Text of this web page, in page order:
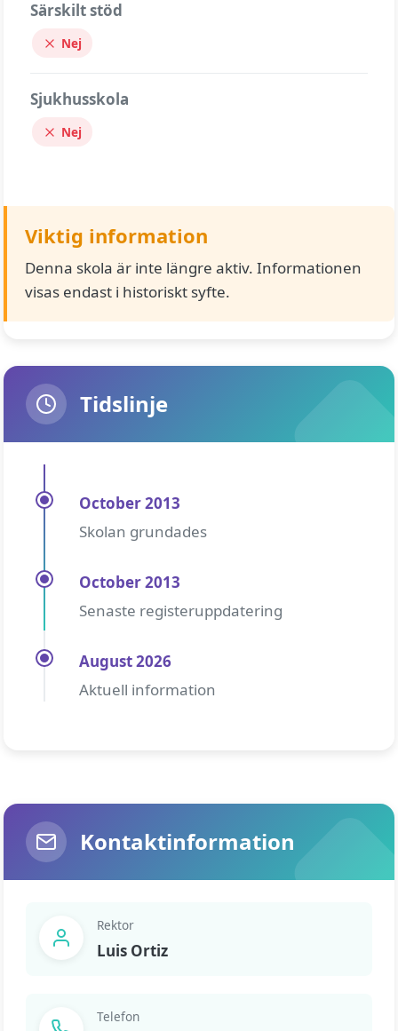
Särskilt stöd
Nej
Sjukhusskola
Nej
Viktig information
Denna skola är inte längre aktiv. Informationen
visas endast i historiskt syfte.
Tidslinje
October 2013
Skolan grundades
October 2013
Senaste registeruppdatering
August 2026
Aktuell information
Kontaktinformation
Rektor
Luis Ortiz
Telefon